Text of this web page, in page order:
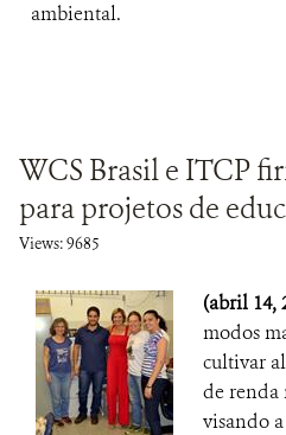
ambiental.
WCS Brasil e ITCP
para projetos de
Views: 9685
(abril 14,
modos
cultivar
de renda
visando